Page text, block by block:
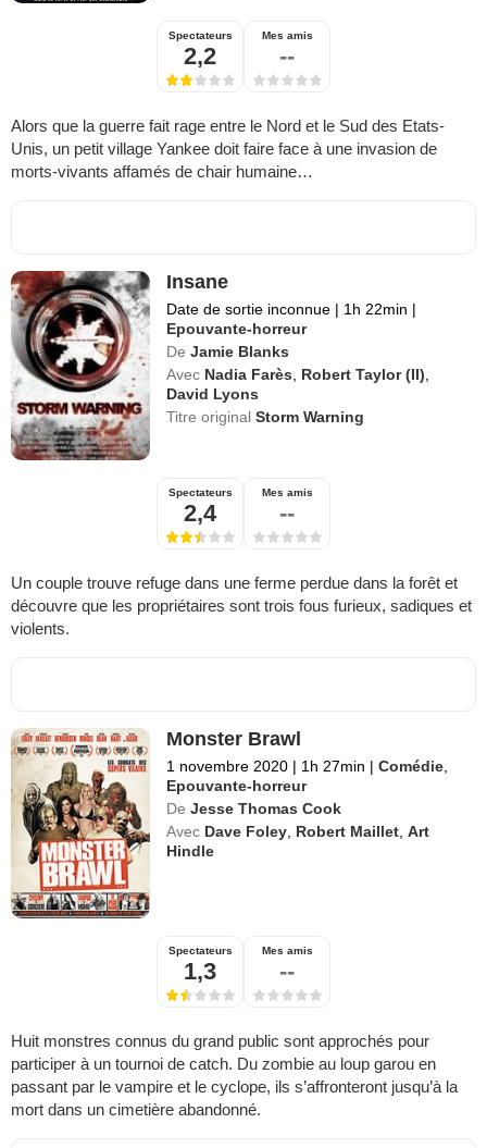
Spectateurs
2,2
Mes amis
--
Alors que la guerre fait rage entre le Nord et le Sud des Etats-
Unis, un petit village Yankee doit faire face à une invasion de
morts-vivants affamés de chair humaine…
Insane
Date de sortie inconnue | 1h 22min |
Epouvante-horreur
De Jamie Blanks
Avec Nadia Farès, Robert Taylor (II),
David Lyons
Titre originalStorm Warning
Spectateurs
2,4
Mes amis
--
Un couple trouve refuge dans une ferme perdue dans la forêt et
découvre que les propriétaires sont trois fous furieux, sadiques et
violents.
Monster Brawl
1 novembre 2020 | 1h 27min | Comédie,
Epouvante-horreur
De Jesse Thomas Cook
Avec Dave Foley, Robert Maillet,Art
Hindle
Spectateurs
1,3
Mes amis
--
Huit monstres connus du grand public sont approchés pour
participer à un tournoi de catch. Du zombie au loup garou en
passant par le vampire et le cyclope, ils s’affronteront jusqu’à la
mort dans un cimetière abandonné.